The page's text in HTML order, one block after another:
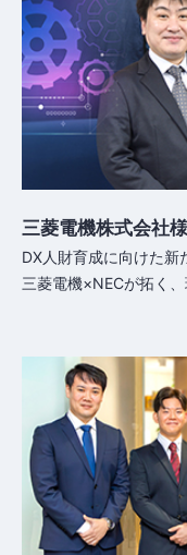
三菱電機株式会社様
DX人財育成に向けた新
三菱電機×NECが拓く